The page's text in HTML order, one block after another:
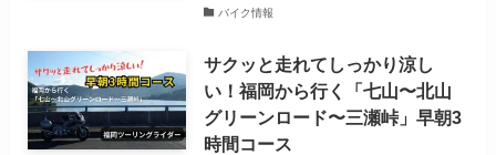
バイク情報
サクッと走れてしっかり涼し
い！福岡から行く「七山〜北山
グリーンロード〜三瀬峠」早朝3
時間コース